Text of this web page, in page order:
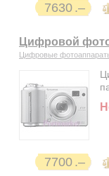
7630
Цифровой
Цифровые
7700